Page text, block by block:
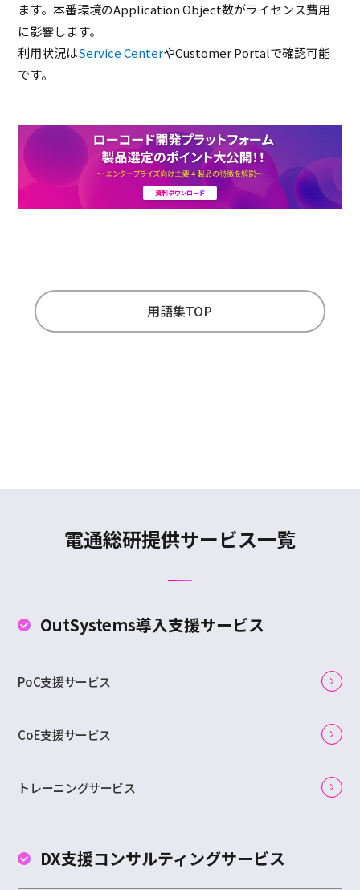
ます。本番環境のApplication Object数がライセンス費用
に影響します。
利用状況はService CenterやCustomer Portalで確認可能
です。
用語集TOP
電通総研提供サービス一覧
OutSystems導入支援サービス
PoC支援サービス
CoE支援サービス
トレーニングサービス
DX支援コンサルティングサービス